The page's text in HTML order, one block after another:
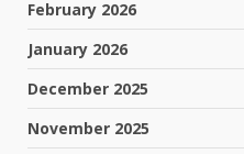
February 2026
January 2026
December 2025
November 2025